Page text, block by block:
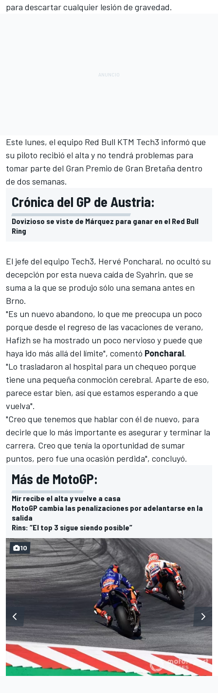
para descartar cualquier lesión de gravedad.
Este lunes, el equipo Red Bull KTM Tech3 informó que
su piloto recibió el alta y no tendrá problemas para
tomar parte del Gran Premio de Gran Bretaña dentro
de dos semanas.
Crónica del GP de Austria:
Dovizioso se viste de Márquez para ganar en el Red Bull
Ring
El jefe del equipo Tech3, Hervé Poncharal, no ocultó su
decepción por esta nueva caída de Syahrin, que se
suma a la que se produjo sólo una semana antes en
Brno.
"Es un nuevo abandono, lo que me preocupa un poco
porque desde el regreso de las vacaciones de verano,
Hafizh se ha mostrado un poco nervioso y puede que
haya ido más allá del límite", comentó Poncharal.
"Lo trasladaron al hospital para un chequeo porque
tiene una pequeña conmoción cerebral. Aparte de eso,
parece estar bien, así que estamos esperando a que
vuelva".
"Creo que tenemos que hablar con él de nuevo, para
decirle que lo más importante es asegurar y terminar la
carrera. Creo que tenía la oportunidad de sumar
puntos, pero fue una ocasión perdida", concluyó.
Más de MotoGP:
Mir recibe el alta y vuelve a casa
MotoGP cambia las penalizaciones por adelantarse en la
salida
Rins: “El top 3 sigue siendo posible”
10